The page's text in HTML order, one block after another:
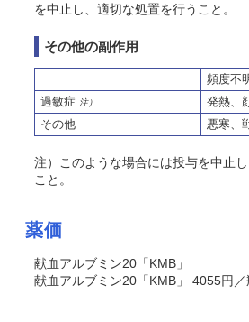
を中止し、適切な処置を行うこと。
その他の副作用
頻度不
過敏症 注）
発熱、
その他
悪寒、
注）このような場合には投与を中止
こと。
薬価
献血アルブミン20「KMB」
献血アルブミン20「KMB」 4055円／